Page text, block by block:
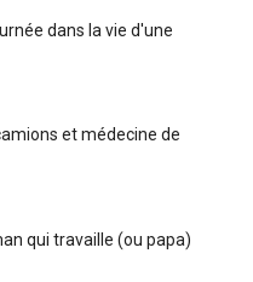
dans la vie d'une
et médecine de
qui travaille (ou papa)